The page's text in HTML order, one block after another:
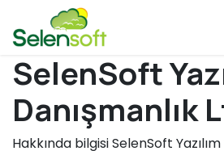
İçereği Atla
SelenSoft
Danışmanlık
Hakkında bilgisi SelenSoft